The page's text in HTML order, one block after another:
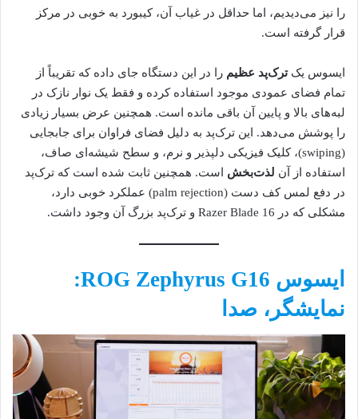
را نیز می‌دیدیم، اما حداقل در غیاب آن، کیبورد به خوبی در مرکز
قرار گرفته است.
ایسوس یکترک‌پد عظیم را در این دستگاه جای داده که تقریباً از
تمام فضای عمودی موجود استفاده کرده و فقط یک نوار نازک در
لبه‌های بالا و پایین آن باقی مانده است. همچنین عرض بسیار زیادی
را پوشش می‌دهد. این ترک‌پد به دلیل فضای فراوان برای جابجایی
(swiping)، کلیک فیزیکی دلپذیر و نرم، و سطح شیشه‌ای صاف،
استفاده از آن لذت‌بخش است. همچنین ثابت شده است که ترک‌پد
در دفع لمس کف دست (palm rejection) عملکرد خوبی دارد،
مشکلی که در Razer Blade 16 و ترک‌پد بزرگ آن وجود داشت.
ایسوس ROG Zephyrus G16:
نمایشگر، صدا